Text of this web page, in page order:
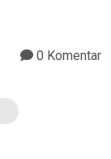
0 Komentar